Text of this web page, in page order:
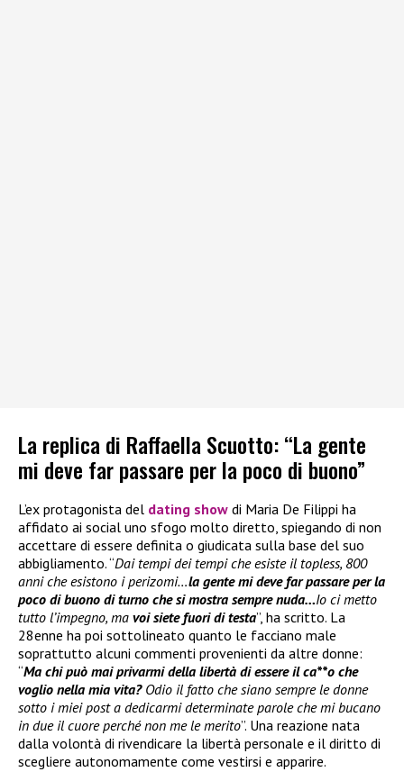
La replica di Raffaella Scuotto: “La gente
mi deve far passare per la poco di buono”
L’ex protagonista del dating show di Maria De Filippi ha
affidato ai social uno sfogo molto diretto, spiegando di non
accettare di essere definita o giudicata sulla base del suo
abbigliamento. “Dai tempi dei tempi che esiste il topless, 800
anni che esistono i perizomi…la gente mi deve far passare per la
poco di buono di turno che si mostra sempre nuda…Io ci metto
tutto l’impegno, ma voi siete fuori di testa”, ha scritto. La
28enne ha poi sottolineato quanto le facciano male
soprattutto alcuni commenti provenienti da altre donne:
“Ma chi può mai privarmi della libertà di essere il ca**o che
voglio nella mia vita? Odio il fatto che siano sempre le donne
sotto i miei post a dedicarmi determinate parole che mi bucano
in due il cuore perché non me le merito”. Una reazione nata
dalla volontà di rivendicare la libertà personale e il diritto di
scegliere autonomamente come vestirsi e apparire.